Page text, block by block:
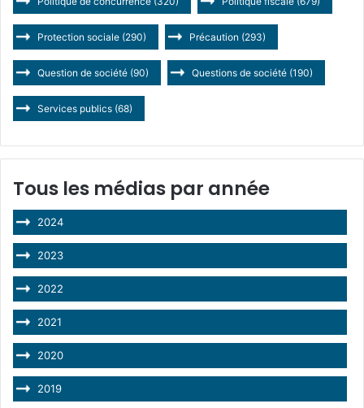
Protection sociale (290) Précaution (293)
Question de société (90) Questions de société (190)
Services publics (68)
Tous les médias par année
2024
2023
2022
2021
2020
2019